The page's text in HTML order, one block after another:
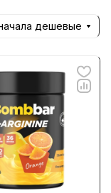
дешевые